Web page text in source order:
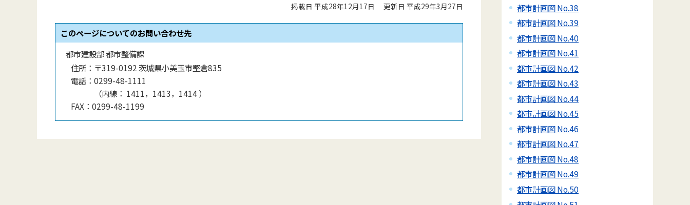
掲載日 平成28年12月17日 更新日 平成29年3月27日
このページについてのお問い合わせ先
都市建設部 都市整備課
住所： 〒319-0192 茨城県小美玉市堅倉835
電話： 0299-48-1111
（内線 ： 1411，1413，1414）
FAX： 0299-48-1199
都市計画図 No.38
都市計画図 No.39
都市計画図 No.40
都市計画図 No.41
都市計画図 No.42
都市計画図 No.43
都市計画図 No.44
都市計画図 No.45
都市計画図 No.46
都市計画図 No.47
都市計画図 No.48
都市計画図 No.49
都市計画図 No.50